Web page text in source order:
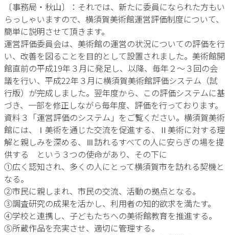
〔事務局・秋山〕：それでは、新たに委員になられた方もい
らっしゃいますので、横須賀美術館運営評価制度について、
簡単に説明させて頂きます。
運営評価委員会は、美術館の運営の状況についての評価を行
い、改善を図ることを目的として設置されました。美術館開
館直前の平成19年３月に発足し、以降、毎年２～３回の会
議を行い、平成22年３月に横須賀美術館評価システム（試
行版）が完成しました。翌年度から、この評価システムに基
づき、一部を修正しながら毎年度、評価を行っております。
資料３「運営評価のシステム」をご覧ください。横須賀美術
館には、Ⅰ美術を通じた交流を促進する、Ⅱ美術に対する理
解と親しみを深める、Ⅲ訪れるすべての人に安らぎの場を提
供する という３つの使命があり、その下に
①広く認知され、多くの人にとって横須賀市を訪れる契機と
なる。
②市民に親しまれ、市民の交流、活動の拠点となる。
③調査研究の成果を活かし、利用者の知的欲求を満たす。
④学校と連携し、子どもたちへの美術館教育を推進する。
⑤所蔵作品を充実させ、適切に管理する。